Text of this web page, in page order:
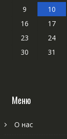
9
10
16
17
23
24
30
31
Меню
О нас